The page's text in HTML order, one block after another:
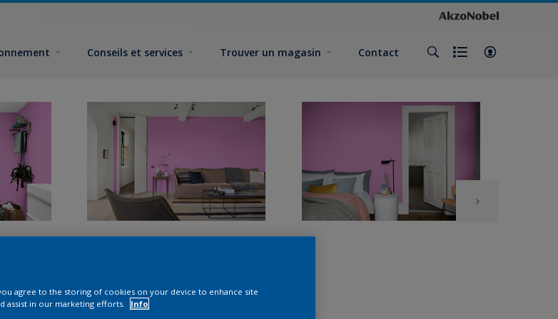
Conseils et services Trouver un magasin Contact
agree to the storing of cookies on your device to enhance site
assist in our marketing efforts.
Info